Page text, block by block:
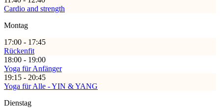
Cardio and strength
Montag
17:00 - 17:45
Rückenfit
18:00 - 19:00
Yoga für Anfänger
19:15 - 20:45
Yoga für Alle - YIN & YANG
Dienstag